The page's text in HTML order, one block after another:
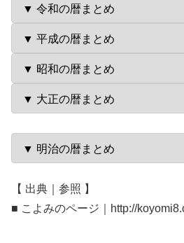
【 出典｜参照 】
■ こよみのページ｜http://